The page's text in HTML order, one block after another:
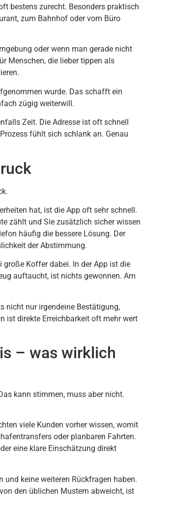
bestens zurecht. Besonders praktisch
zum Bahnhof oder vom Büro
oder wenn man gerade nicht
Menschen, die lieber tippen als
wurde. Das schafft ein
zügig weiterwill.
Zeit. Die Adresse ist oft schnell
fühlt sich schlank an. Genau
hat, ist die App oft sehr schnell.
zählt und Sie zusätzlich sicher wissen
häufig die bessere Lösung. Der
der Abstimmung.
große Koffer dabei. In der App ist die
auftaucht, ist nichts gewonnen. Am
nicht nur irgendeine Bestätigung,
ist direkte Erreichbarkeit oft mehr wert
– was wirklich
kann stimmen, muss aber nicht.
viele Kunden vorher wissen, womit
oder planbaren Fahrten.
eine klare Einschätzung direkt
und keine weiteren Rückfragen haben.
den üblichen Mustern abweicht, ist